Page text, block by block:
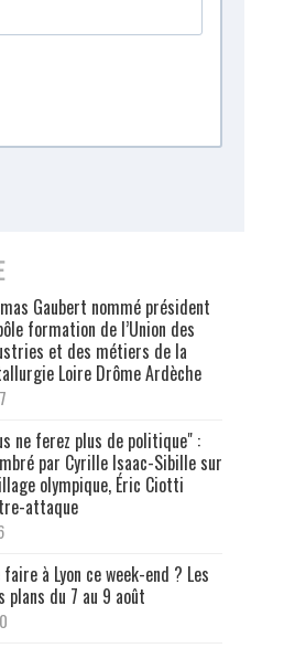
Gaubert nommé président
formation de l’Union des
et des métiers de la
Loire Drôme Ardèche
ne ferez plus de politique" :
par Cyrille Isaac-Sibille sur
olympique, Éric Ciotti
attaque
faire à Lyon ce week-end ? Les
plans du 7 au 9 août